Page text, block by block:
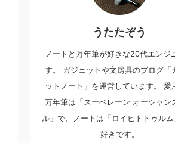
うたたぞう
ノートと万年筆が好きな20代エンジ
す。 ガジェットや文房具のブログ「
ットノート」を運営しています。 愛
万年筆は「スーベレーン オーシャン
ル」で、ノートは「ロイヒトトゥル
好きです。